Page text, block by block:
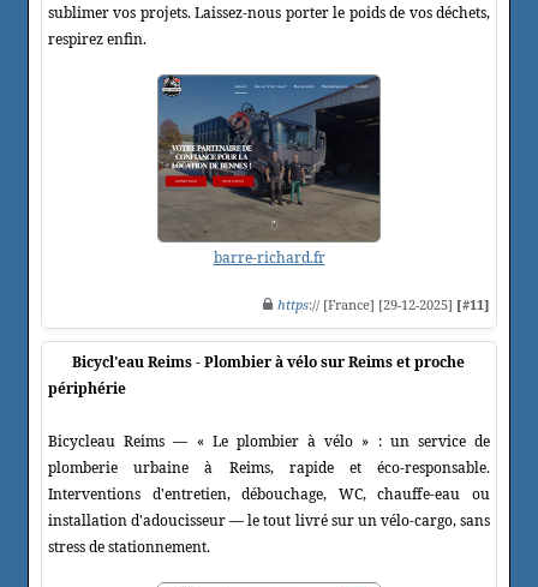
sublimer vos projets. Laissez-nous porter le poids de vos déchets,
respirez enfin.
barre-richard.fr
https:// [France] [29-12-2025] [#11]
Bicycl'eau Reims - Plombier à vélo sur Reims et proche
périphérie
Bicycleau Reims — « Le plombier à vélo » : un service de
plomberie urbaine à Reims, rapide et éco‑responsable.
Interventions d'entretien, débouchage, WC, chauffe‑eau ou
installation d'adoucisseur — le tout livré sur un vélo‑cargo, sans
stress de stationnement.